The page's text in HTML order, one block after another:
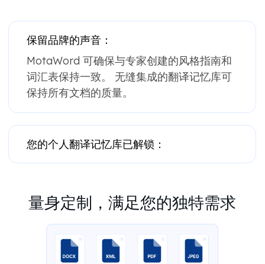
保留品牌的声音：
MotaWord 可确保与专家创建的风格指南和
词汇表保持一致。 无缝集成的翻译记忆库可
保持所有文档的质量。
您的个人翻译记忆库已解锁：
量身定制，满足您的独特需求